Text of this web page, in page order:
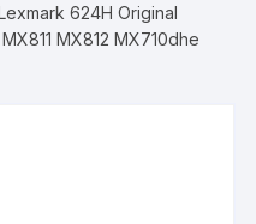
624H Original
MX812 MX710dhe